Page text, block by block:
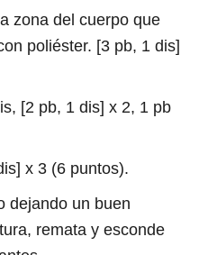
zona del cuerpo que
poliéster. [3 pb, 1 dis]
[2 pb, 1 dis] x 2, 1 pb
x 3 (6 puntos).
dejando un buen
remata y esconde